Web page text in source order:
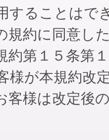
することはで
規約に同意し
約第１５条第
様が本規約改
客様は改定後